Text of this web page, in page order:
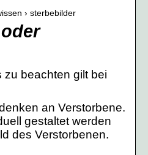
› sterbebilder
zu beachten gilt bei
an Verstorbene.
gestaltet werden
des Verstorbenen.